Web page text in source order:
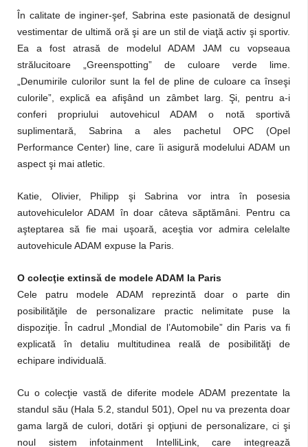
În calitate de inginer-şef, Sabrina este pasionată de designul
vestimentar de ultimă oră şi are un stil de viaţă activ şi sportiv.
Ea a fost atrasă de modelul ADAM JAM cu vopseaua
strălucitoare „Greenspotting” de culoare verde lime.
„Denumirile culorilor sunt la fel de pline de culoare ca înseşi
culorile”, explică ea afişând un zâmbet larg. Şi, pentru a-i
conferi propriului autovehicul ADAM o notă sportivă
suplimentară, Sabrina a ales pachetul OPC (Opel
Performance Center) line, care îi asigură modelului ADAM un
aspect şi mai atletic.
Katie, Olivier, Philipp şi Sabrina vor intra în posesia
autovehiculelor ADAM în doar câteva săptămâni. Pentru ca
aşteptarea să fie mai uşoară, aceştia vor admira celelalte
autovehicule ADAM expuse la Paris.
O colecţie extinsă de modele ADAM la Paris
Cele patru modele ADAM reprezintă doar o parte din
posibilităţile de personalizare practic nelimitate puse la
dispoziţie. În cadrul „Mondial de l’Automobile” din Paris va fi
explicată în detaliu multitudinea reală de posibilităţi de
echipare individuală.
Cu o colecţie vastă de diferite modele ADAM prezentate la
standul său (Hala 5.2, standul 501), Opel nu va prezenta doar
gama largă de culori, dotări şi opţiuni de personalizare, ci şi
noul sistem infotainment IntelliLink, care integrează